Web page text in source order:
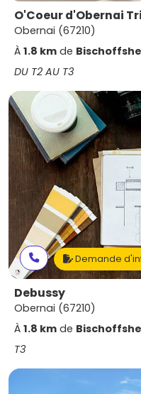
O'Coeur d'Obernai
Obernai (67210)
À 1.8 km de
DU T2 AU T3
Demande
Debussy
Obernai (67210)
À 1.8 km de
T3